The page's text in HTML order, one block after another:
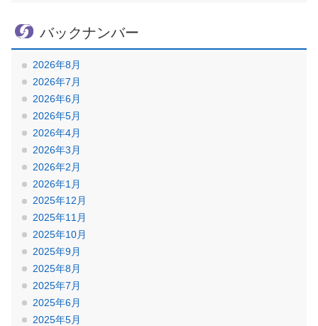
バックナンバー
2026年8月
2026年7月
2026年6月
2026年5月
2026年4月
2026年3月
2026年2月
2026年1月
2025年12月
2025年11月
2025年10月
2025年9月
2025年8月
2025年7月
2025年6月
2025年5月